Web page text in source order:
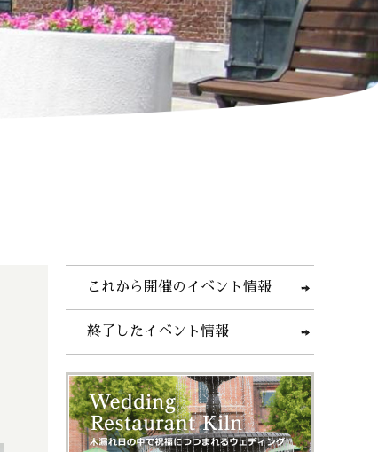
これから開催のイベント情報
終了したイベント情報